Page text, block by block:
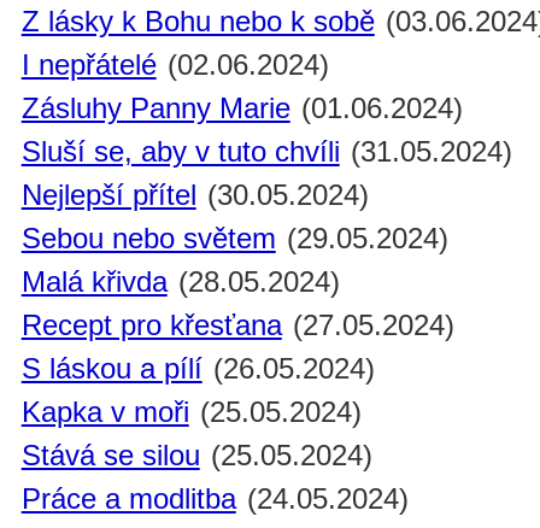
Z lásky k Bohu nebo k sobě
I nepřátelé (02.06.2024)
Zásluhy Panny Marie (01.06.2024)
Sluší se, aby v tuto chvíli (31.05.2024)
Nejlepší přítel (30.05.2024)
Sebou nebo světem (29.05.2024)
Malá křivda (28.05.2024)
Recept pro křesťana (27.05.2024)
S láskou a pílí (26.05.2024)
Kapka v moři (25.05.2024)
Stává se silou (25.05.2024)
Práce a modlitba (24.05.2024)